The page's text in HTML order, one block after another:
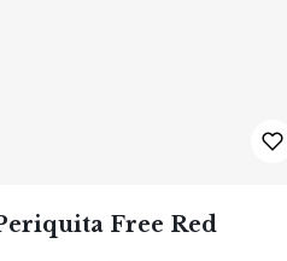
Free Red